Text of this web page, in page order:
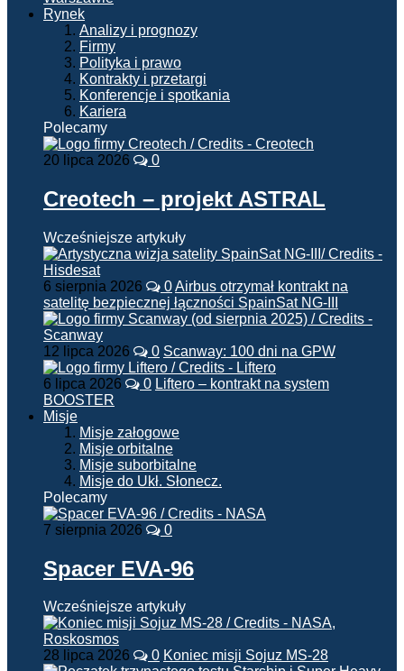
Rynek
Analizy i prognozy
Firmy
Polityka i prawo
Kontrakty i przetargi
Konferencje i spotkania
Kariera
Polecamy
20 lipca 2026 0
Creotech – projekt ASTRAL
Wcześniejsze artykuły
6 sierpnia 2026 0Airbus otrzymał kontrakt na
satelitę bezpiecznej łączności SpainSat NG-III
12 lipca 2026 0 Scanway: 100 dni na GPW
6 lipca 2026 0 Liftero – kontrakt na system
BOOSTER
Misje
Misje załogowe
Misje orbitalne
Misje suborbitalne
Misje do Ukł. Słonecz.
Polecamy
7 sierpnia 2026 0
Spacer EVA-96
Wcześniejsze artykuły
28 lipca 2026 0 Koniec misji Sojuz MS-28